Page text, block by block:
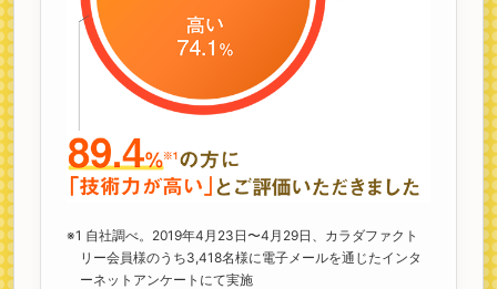
※1 自社調べ。2019年4月23日〜4月29日、カラダファクト
リー会員様のうち3,418名様に電子メールを通じたインタ
ーネットアンケートにて実施